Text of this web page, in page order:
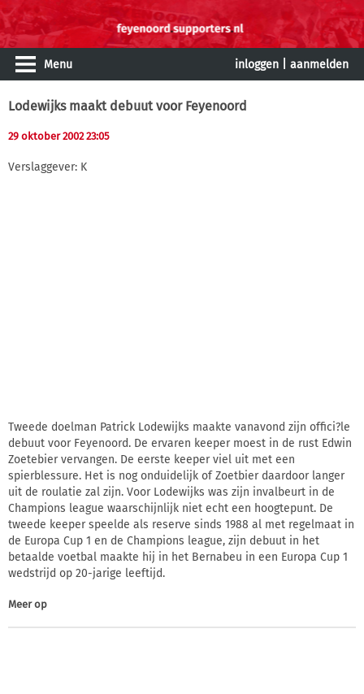
Menu inloggen aanmelden
Lodewijks maakt debuut voor Feyenoord
29 oktober 2002 23:05
Verslaggever: K
Tweede doelman Patrick Lodewijks maakte vanavond zijn offici?le
debuut voor Feyenoord. De ervaren keeper moest in de rust Edwin
Zoetebier vervangen. De eerste keeper viel uit met een
spierblessure. Het is nog onduidelijk of Zoetbier daardoor langer
uit de roulatie zal zijn. Voor Lodewijks was zijn invalbeurt in de
Champions league waarschijnlijk niet echt een hoogtepunt. De
tweede keeper speelde als reserve sinds 1988 al met regelmaat in
de Europa Cup 1 en de Champions league, zijn debuut in het
betaalde voetbal maakte hij in het Bernabeu in een Europa Cup 1
wedstrijd op 20-jarige leeftijd.
Meer op